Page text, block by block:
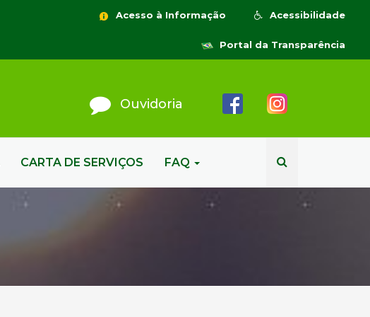
Acessibilidade
Acesso à Informação
Portal da Transparência
Ouvidoria
CARTA DE SERVIÇOS FAQ